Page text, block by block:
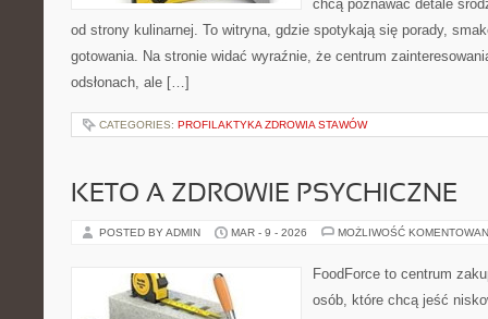
chcą poznawać detale
od strony kulinarnej. To witryna, gdzie spotykają się porady,
gotowania. Na stronie widać wyraźnie, że centrum
odsłonach, ale […]
CATEGORIES: PROFILAKTYKA ZDROWIA STAWÓW
KETO A ZDROWIE PSYCHICZNE
POSTED BY ADMIN MAR - 9 - 2026 MOŻLIWOŚĆ
FoodForce to centrum
osób, które chcą jeść